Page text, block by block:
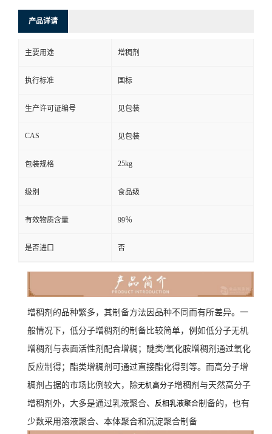
产品详请
主要用途 增稠剂
执行标准 国标
生产许可证编号 见包装
CAS 见包装
包装规格 25kg
级别 食品级
有效物质含量 99％
是否进口 否
增稠剂的品种繁多，其制备方法因品种不同而有所差异。一
般情况下，低分子增稠剂的制备比较简单，例如低分子无机
增稠剂与表面活性剂配合增稠；醚类/氧化胺增稠剂通过氧化
反应制得；酯类增稠剂可通过直接酯化得到等。而高分子增
稠剂占据的市场比例较大，除无机高分子增稠剂与天然高分子
增稠剂外，大多是通过乳液聚合、
反相乳液聚合制备的，也有
少数采用溶液聚合、本体聚合和沉淀聚合制备